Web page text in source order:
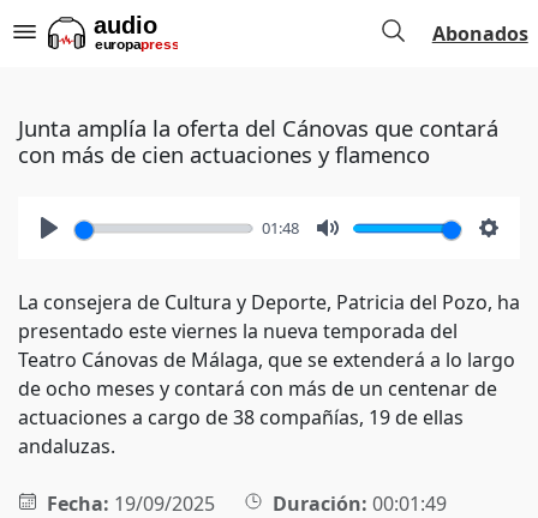
Abonados
Junta amplía la oferta del Cánovas que contará
con más de cien actuaciones y flamenco
01:48
La consejera de Cultura y Deporte, Patricia del Pozo, ha
presentado este viernes la nueva temporada del
Teatro Cánovas de Málaga, que se extenderá a lo largo
de ocho meses y contará con más de un centenar de
actuaciones a cargo de 38 compañías, 19 de ellas
andaluzas.
Fecha: 19/09/2025 Duración: 00:01:49